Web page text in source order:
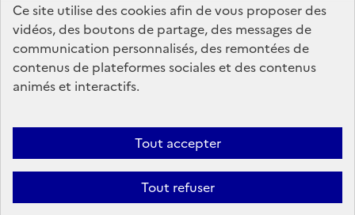
Ce site utilise des cookies afin de vous proposer des
vidéos, des boutons de partage, des messages de
communication personnalisés, des remontées de
contenus de plateformes sociales et des contenus
animés et interactifs.
Tout accepter
Tout refuser
MINISTÈRE
DE LA CULTURE
data.gouv.fr